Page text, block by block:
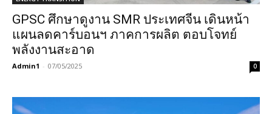
GPSC ศึกษาดูงาน SMR ประเทศจีน เดินหน้า
แผนลดคาร์บอนฯ ภาคการผลิต ตอบโจทย์
พลังงานสะอาด
Admin1 - 07/05/2025 0